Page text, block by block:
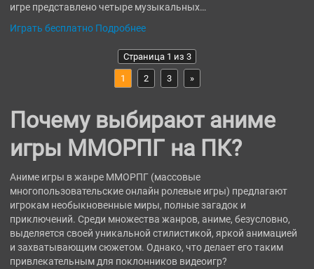
игре представлено четыре музыкальных…
Играть бесплатно Подробнее
Страница 1 из 3
1 2 3 »
Почему выбирают аниме
игры ММОРПГ на ПК?
Аниме игры в жанре ММОРПГ (массовые
многопользовательские онлайн ролевые игры) предлагают
игрокам необыкновенные миры, полные загадок и
приключений. Среди множества жанров, аниме, безусловно,
выделяется своей уникальной стилистикой, яркой анимацией
и захватывающим сюжетом. Однако, что делает его таким
привлекательным для поклонников видеоигр?